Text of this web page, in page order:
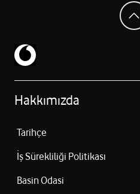
Hakkımızda
Tarihçe
İş Sürekliliği Politikası
Basin Odasi